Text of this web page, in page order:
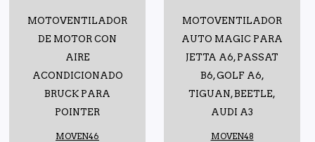
MOTOVENTILADOR
DE MOTOR CON
AIRE
ACONDICIONADO
BRUCK PARA
POINTER
MOVEN46
MOTOVENTILADOR
AUTO MAGIC PARA
JETTA A6, PASSAT
B6, GOLF A6,
TIGUAN, BEETLE,
AUDI A3
MOVEN48